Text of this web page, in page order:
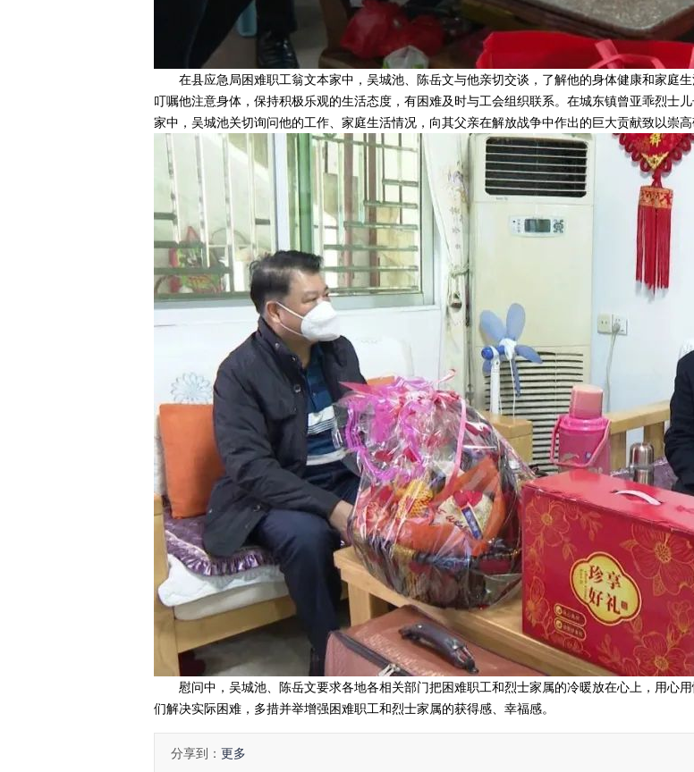
在县应急局困难职工翁文本家中，吴城池、陈岳文与他亲切交谈，了解他的身体健康和家庭生
叮嘱他注意身体，保持积极乐观的生活态度，有困难及时与工会组织联系。在城东镇曾亚乖烈士
家中，吴城池关切询问他的工作、家庭生活情况，向其父亲在解放战争中作出的巨大贡献致以崇高
慰问中，吴城池、陈岳文要求各地各相关部门把困难职工和烈士家属的冷暖放在心上，用心用
们解决实际困难，多措并举增强困难职工和烈士家属的获得感、幸福感。
分享到： 更多